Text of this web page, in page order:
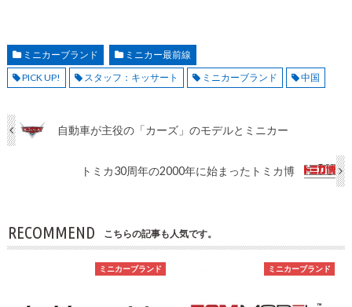
ミニカーブランド
ミニカー最前線
PICK UP!
スタッフ：キッサート ミニカーブランド 中国
自動車が主役の「カーズ」のモデルとミニカー
トミカ30周年の2000年に始まったトミカ博
RECOMMEND こちらの記事も人気です。
ミニカーブランド ミニカーブランド